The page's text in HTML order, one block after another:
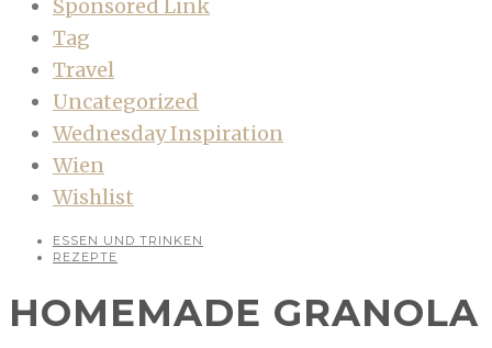
Sponsored Link
Tag
Travel
Uncategorized
Wednesday Inspiration
Wien
Wishlist
ESSEN UND TRINKEN
REZEPTE
HOMEMADE GRANOLA